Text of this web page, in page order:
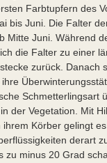
Farbtupfern des
bis Juni. Die Falter
Mitte Juni. Während
die Falter zu einer
zurück. Danach
Schmetterlingsart
der Vegetation. Mit
Körber gelingt
derart
zu minus 20 Grad